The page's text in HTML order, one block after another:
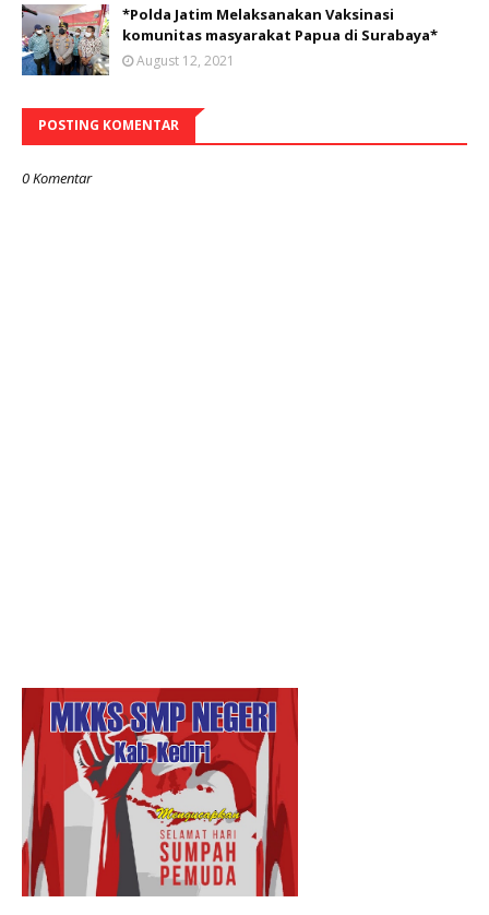
*Polda Jatim Melaksanakan Vaksinasi
komunitas masyarakat Papua di Surabaya*
August 12, 2021
POSTING KOMENTAR
0 Komentar